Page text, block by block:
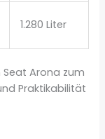
1.280 Liter
Arona zum
Praktikabilität